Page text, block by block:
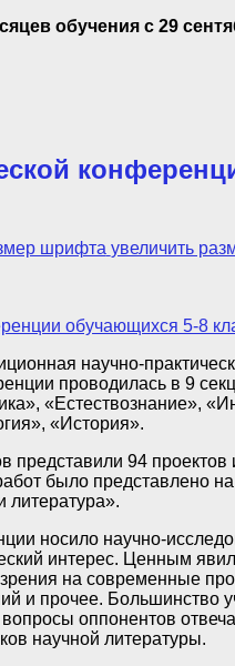
обучения с 29
шрифта увеличить
научно-
проводилась в 9
«Естествознание»,
«История».
представили 94
было представлено
литература».
носило научно-
интерес. Ценным
на современные
и прочее. Большинство
оппонентов
научной литературы.